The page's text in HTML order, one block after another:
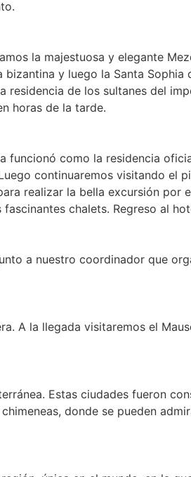
la majestuosa y elegante
y luego la Santa Sophia
residencia de los sultanes del
horas de la tarde.
funcionó como la residencia
continuaremos visitando el
realizar la bella excursión por
chalets. Regreso al
a nuestro coordinador que
A la llegada visitaremos el
Estas ciudades fueron
donde se pueden